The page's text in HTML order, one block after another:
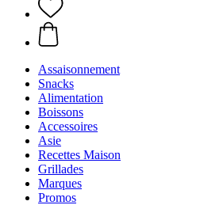
Assaisonnement
Snacks
Alimentation
Boissons
Accessoires
Asie
Recettes Maison
Grillades
Marques
Promos